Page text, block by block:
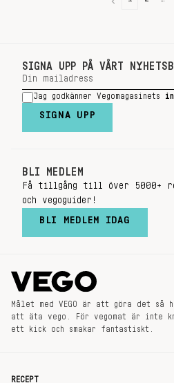
SIGNA UPP PÅ VÅRT
Jag godkänner Vegomagasinets
SIGNA UPP
BLI MEDLEM
Få tillgång till över 5000+
och vegoguider!
BLI MEDLEM IDAG
Målet med VEGO är att göra det
att äta vego. För vegomat är
ett kick och smakar fantastiskt.
RECEPT